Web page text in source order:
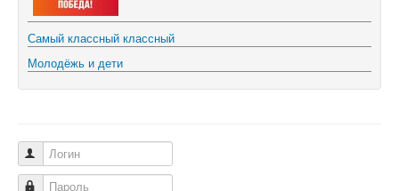
Самый классный классный
Молодёжь и дети
Логин
Пароль